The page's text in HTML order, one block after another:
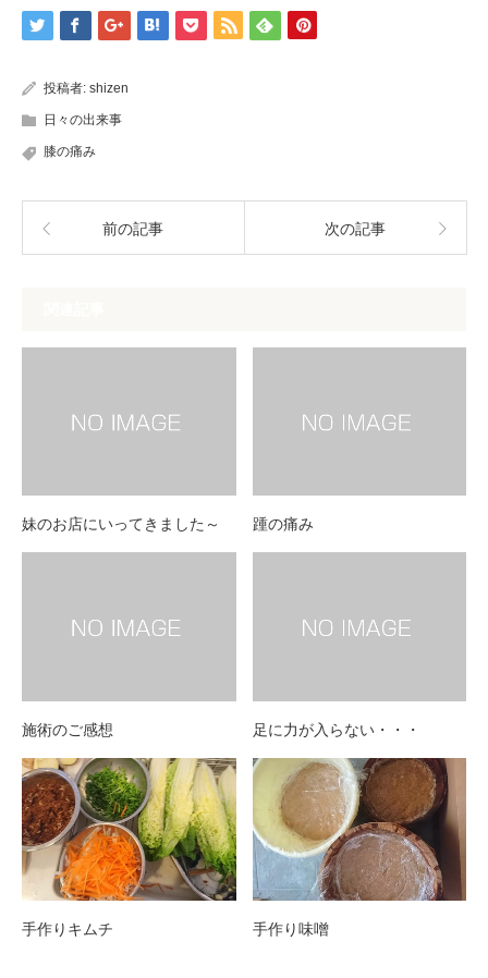
投稿者: shizen
日々の出来事
膝の痛み
前の記事 次の記事
妹のお店にいってきました～ 踵の痛み
施術のご感想 足に力が入らない・・・
手作りキムチ 手作り味噌